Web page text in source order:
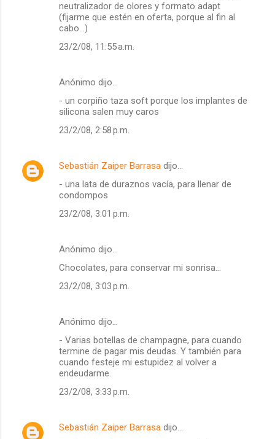
neutralizador de olores y formato adapt
(fijarme que estén en oferta, porque al fin al
cabo...)
23/2/08, 11:55 a.m.
Anónimo dijo…
- un corpiño taza soft porque los implantes de
silicona salen muy caros
23/2/08, 2:58 p.m.
Sebastián Zaiper Barrasa dijo…
- una lata de duraznos vacía, para llenar de
condompos
23/2/08, 3:01 p.m.
Anónimo dijo…
Chocolates, para conservar mi sonrisa...
23/2/08, 3:03 p.m.
Anónimo dijo…
- Varias botellas de champagne, para cuando
termine de pagar mis deudas. Y también para
cuando festeje mi estupidez al volver a
endeudarme.
23/2/08, 3:33 p.m.
Sebastián Zaiper Barrasa dijo…